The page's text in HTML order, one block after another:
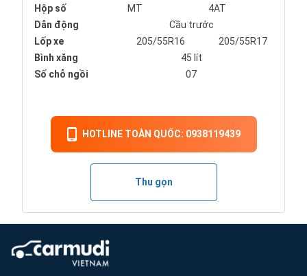
Hộp số MT
4AT
Dẫn động
Cầu trước
Lốp xe
205/55R16
205/55R17
Bình xăng
45 lít
Số chỗ ngồi
07
HOTLINE TOÀN QUỐC: 0938119439
Thu gọn